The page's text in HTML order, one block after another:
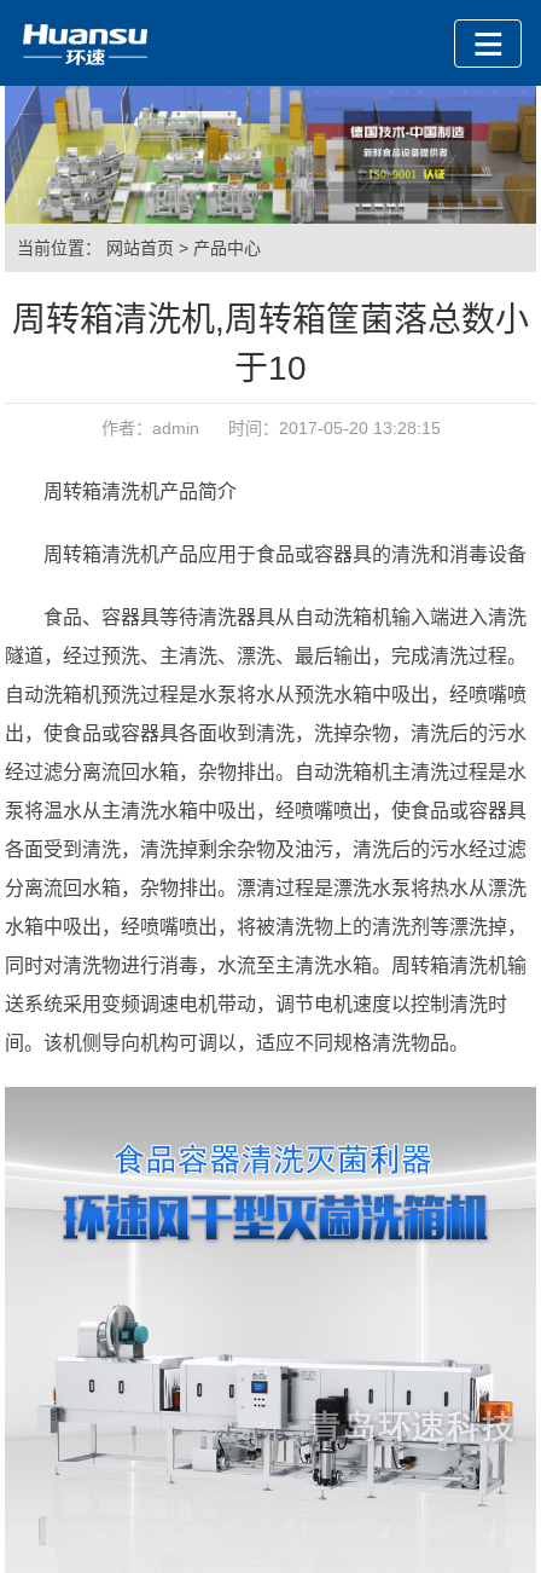
当前位置： 网站首页 > 产品中心
周转箱清洗机,周转箱筐菌落总数小
于10
作者：admin 时间：2017-05-20 13:28:15
周转箱清洗机产品简介
周转箱清洗机产品应用于食品或容器具的清洗和消毒设备
食品、容器具等待清洗器具从自动洗箱机输入端进入清洗
隧道，经过预洗、主清洗、漂洗、最后输出，完成清洗过程。
自动洗箱机预洗过程是水泵将水从预洗水箱中吸出，经喷嘴喷
出，使食品或容器具各面收到清洗，洗掉杂物，清洗后的污水
经过滤分离流回水箱，杂物排出。自动洗箱机主清洗过程是水
泵将温水从主清洗水箱中吸出，经喷嘴喷出，使食品或容器具
各面受到清洗，清洗掉剩余杂物及油污，清洗后的污水经过滤
分离流回水箱，杂物排出。漂清过程是漂洗水泵将热水从漂洗
水箱中吸出，经喷嘴喷出，将被清洗物上的清洗剂等漂洗掉，
同时对清洗物进行消毒，水流至主清洗水箱。周转箱清洗机输
送系统采用变频调速电机带动，调节电机速度以控制清洗时
间。该机侧导向机构可调以，适应不同规格清洗物品。